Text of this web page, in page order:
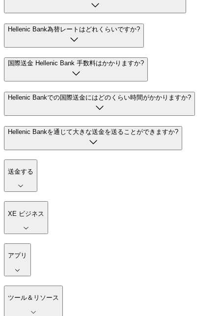
Hellenic Bank為替レートはどれくらいですか?
国際送金 Hellenic Bank 手数料はかかりますか?
Hellenic Bankでの国際送金にはどのくらい時間がかかりますか?
Hellenic Bankを通じて大きな送金を送ることができますか?
送金する
XE ビジネス
アプリ
ツール＆リソース